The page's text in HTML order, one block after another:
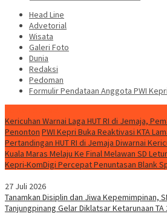
Head Line
Advetorial
Wisata
Galeri Foto
Dunia
Redaksi
Pedoman
Formulir Pendataan Anggota PWI
Kericuhan Warnai Laga HUT RI di Jemaja,
Penonton PWI Kepri Buka Reaktivasi KTA
Pertandingan HUT RI di Jemaja Diwarnai
Kuala Maras Melaju Ke Final Melawan SD
Kepri-KomDigi Percepat Penuntasan Blank
27 Juli 2026
Tanamkan Disiplin dan Jiwa Kepemimpinan,
Tanjungpinang Gelar Diklatsar Ketarunaan TA